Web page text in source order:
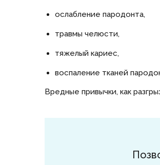
ослабление пародонта,
травмы челюсти,
тяжелый кариес,
воспаление тканей
Вредные привычки, как